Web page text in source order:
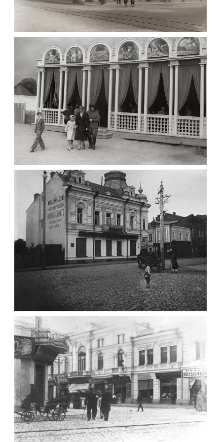
МАРІЇНСЬКА ЖІНОЧА ГІМНАЗІЯ ЖИТОМИР
1903
Фото Житомира період
до 1917 року
Leave a comment
ПАВІЛЬЙОН МОРОЗИВА ЖИТОМИР 1947
Фото Житомир (1945-
1960)
Leave a comment
ФОТО ЖИТОМИРА 1905 ВУЛ.
МИХАЙЛІВСЬКА-СКОРУЛЬСЬКОГО
Фото Житомира період
до 1917 року
Leave a comment